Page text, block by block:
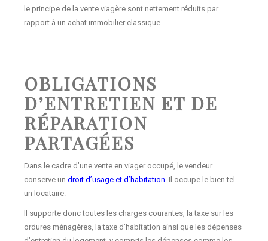
le principe de la vente viagère sont nettement réduits par
rapport à un achat immobilier classique.
OBLIGATIONS
D’ENTRETIEN ET DE
RÉPARATION
PARTAGÉES
Dans le cadre d’une vente en viager occupé, le vendeur
conserve undroit d’usage et d’habitation . Il occupe le bien tel
un locataire.
Il supporte donc toutes les charges courantes, la taxe sur les
ordures ménagères, la taxe d’habitation ainsi que les dépenses